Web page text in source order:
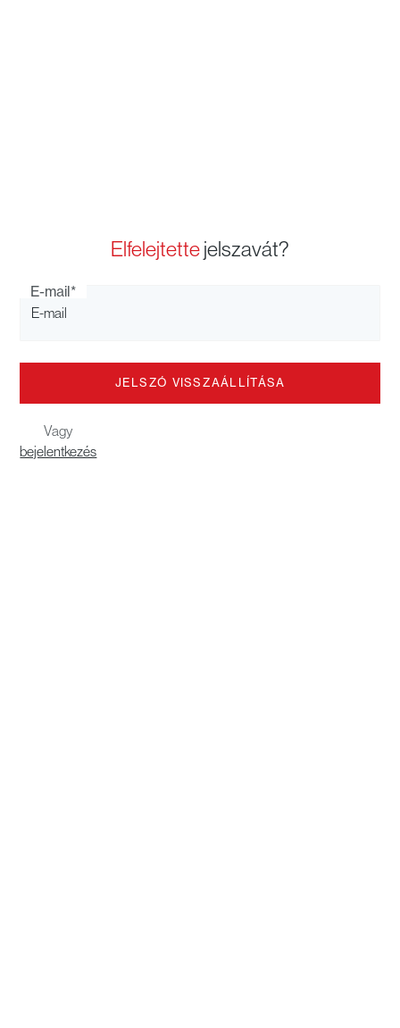
Elfelejtettejelszavát?
E-mail*
Vagy
bejelentkezés